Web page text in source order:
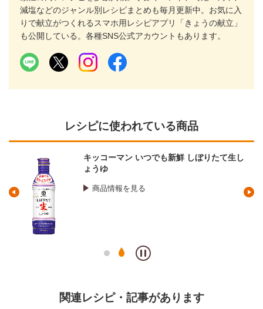
減塩などのジャンル別レシピまとめも毎月更新中。お気に入
りで献立がつくれるスマホ用レシピアプリ「きょうの献立」
も公開している。各種SNS公式アカウントもあります。
レシピに使われている商品
キッコーマン いつでも新鮮 しぼりたて生し
ょうゆ
商品情報を見る
関連レシピ・記事があります